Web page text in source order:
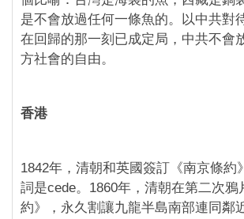
是不會放過任何一條魚的。以中共對
在回歸的那一刻已成定局，中共不會
方社會的自由。
香港
1842年，清朝和英國簽訂《南京條
詞是cede。1860年，清朝在第二次
約》，永久割讓九龍半島南部連同鄰